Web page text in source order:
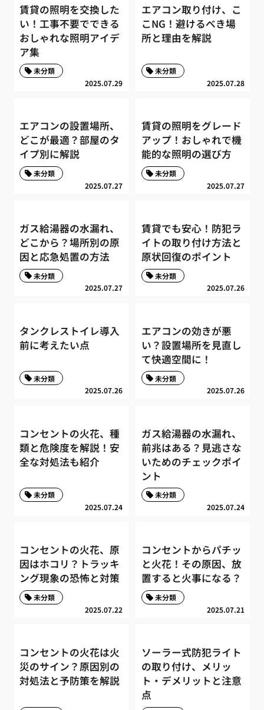
賃貸の照明を交換した
い！工事不要でできる
おしゃれな照明アイデ
ア集
2025.07.29
未分類
エアコン取り付け、こ
こNG！避けるべき場
所と理由を解説
2025.07.28
未分類
エアコンの設置場所、
どこが最適？部屋のタ
イプ別に解説
2025.07.27
未分類
賃貸の照明をグレード
アップ！おしゃれで機
能的な照明の選び方
2025.07.27
未分類
ガス給湯器の水漏れ、
どこから？場所別の原
因と応急処置の方法
2025.07.27
未分類
賃貸でも安心！防犯ラ
イトの取り付け方法と
原状回復のポイント
2025.07.26
未分類
タンクレストイレ導入
前に考えたい点
2025.07.26
未分類
エアコンの効きが悪
い？設置場所を見直し
て快適空間に！
2025.07.26
未分類
コンセントの火花、種
類と危険度を解説！安
全な対処法も紹介
2025.07.24
未分類
ガス給湯器の水漏れ、
前兆はある？見逃さな
いためのチェックポイ
ント
2025.07.24
未分類
コンセントの火花、原
因はホコリ？トラッキ
ング現象の恐怖と対策
2025.07.22
未分類
コンセントからパチッ
と火花！その原因、放
置すると火事になる？
2025.07.21
未分類
コンセントの火花は火
災のサイン？原因別の
対処法と予防策を解説
ソーラー式防犯ライト
の取り付け、メリッ
ト・デメリットと注意
点